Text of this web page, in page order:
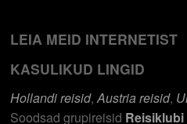
LEIA MEID INTERNETIST
KASULIKUD LINGID
Hollandi reisid,Austria reisid,
Soodsad grupireisid Reisiklubi